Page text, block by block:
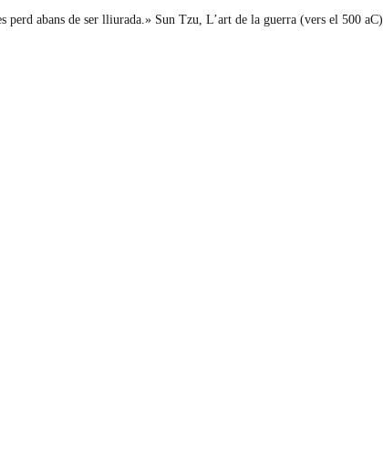
perd abans de ser lliurada.» Sun Tzu, L’art de la guerra (vers el 500 aC)